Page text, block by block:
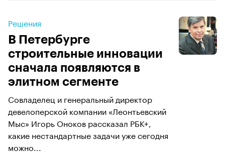
Решения
В Петербурге
строительные инновации
сначала появляются в
элитном сегменте
Совладелец и генеральный директор
девелоперской компании «Леонтьевский
Мыс» Игорь Оноков рассказал РБК+,
какие нестандартные задачи уже сегодня
можно...